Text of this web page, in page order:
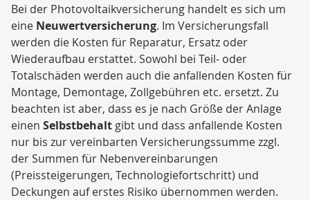
Bei der Photovoltaikversicherung handelt es sich um
eine Neuwertversicherung. Im Versicherungsfall
werden die Kosten für Reparatur, Ersatz oder
Wiederaufbau erstattet. Sowohl bei Teil- oder
Totalschäden werden auch die anfallenden Kosten für
Montage, Demontage, Zollgebühren etc. ersetzt. Zu
beachten ist aber, dass es je nach Größe der Anlage
einen Selbstbehalt gibt und dass anfallende Kosten
nur bis zur vereinbarten Versicherungssumme zzgl.
der Summen für Nebenvereinbarungen
(Preissteigerungen, Technologiefortschritt) und
Deckungen auf erstes Risiko übernommen werden.